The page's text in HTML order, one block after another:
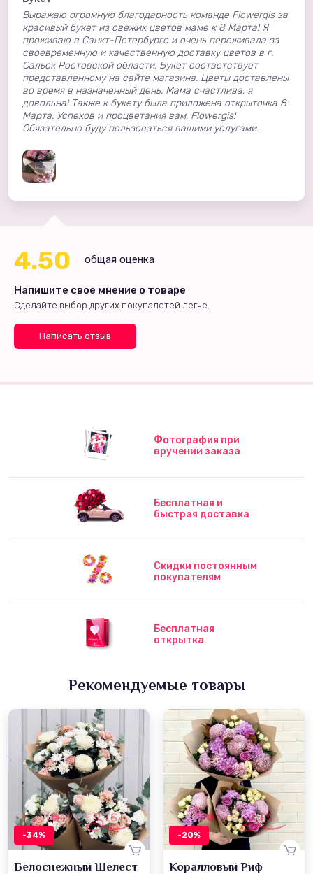
Выражаю огромную благодарность команде Flowergis за
красивый букет из свежих цветов маме к 8 Марта! Я
проживаю в Санкт-Петербурге и очень переживала за
своевременную и качественную доставку цветов в г.
Сальск Ростовской области. Букет соответствует
представленному на сайте магазина. Цветы доставлены
во время в назначенный день. Мама счастлива, я
довольна! Также к букету была приложена открыточка 8
Марта. Успехов и процветания вам, Flowergis!
Обязательно буду пользоваться вашими услугами.
Напишите свое мнение о товаре
Сделайте выбор других покупалетей легче.
Написать отзыв
4.50 общая оценка
Фотография при
вручении заказа
Бесплатная и
быстрая доставка
Скидки постоянным
покупателям
Бесплатная
открытка
Рекомендуемые товары
-34%
Белоснежный Шелест
-20%
Коралловый Риф